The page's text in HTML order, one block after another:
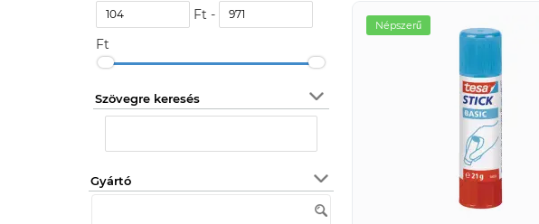
Ft -
Ft
Szövegre keresés
Gyártó
Népszerű